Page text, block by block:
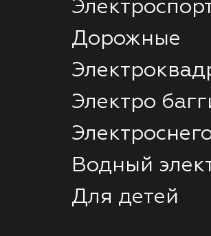
Дорожные
Электро
Водный
Для детей